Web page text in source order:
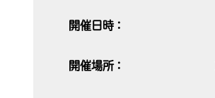
開催日時：
開催場所：